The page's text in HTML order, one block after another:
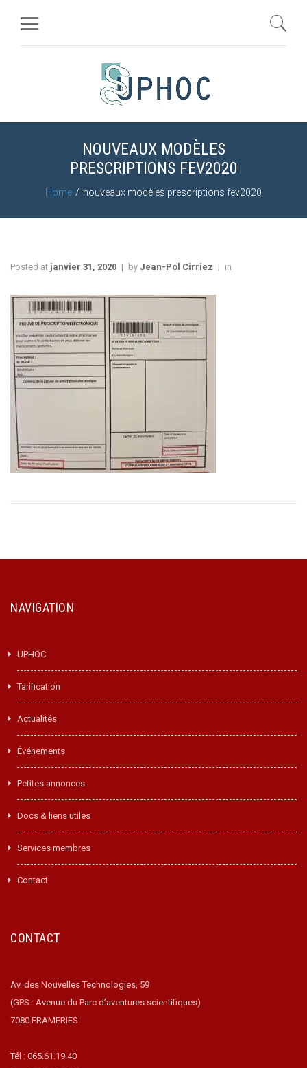
NOUVEAUX MODÈLES
PRESCRIPTIONS FEV2020
Home nouveaux modèles prescriptions fev2020
Posted at janvier 31, 2020 by Jean-Pol Cirriez in
NAVIGATION
UPHOC
Tarification
Actualités
Événements
Petites annonces
Docs & liens utiles
Services membres
Contact
CONTACT
Av. des Nouvelles Technologies, 59
(GPS : Avenue du Parc d’aventures scientifiques)
7080 FRAMERIES
Tél : 065.61.19.40